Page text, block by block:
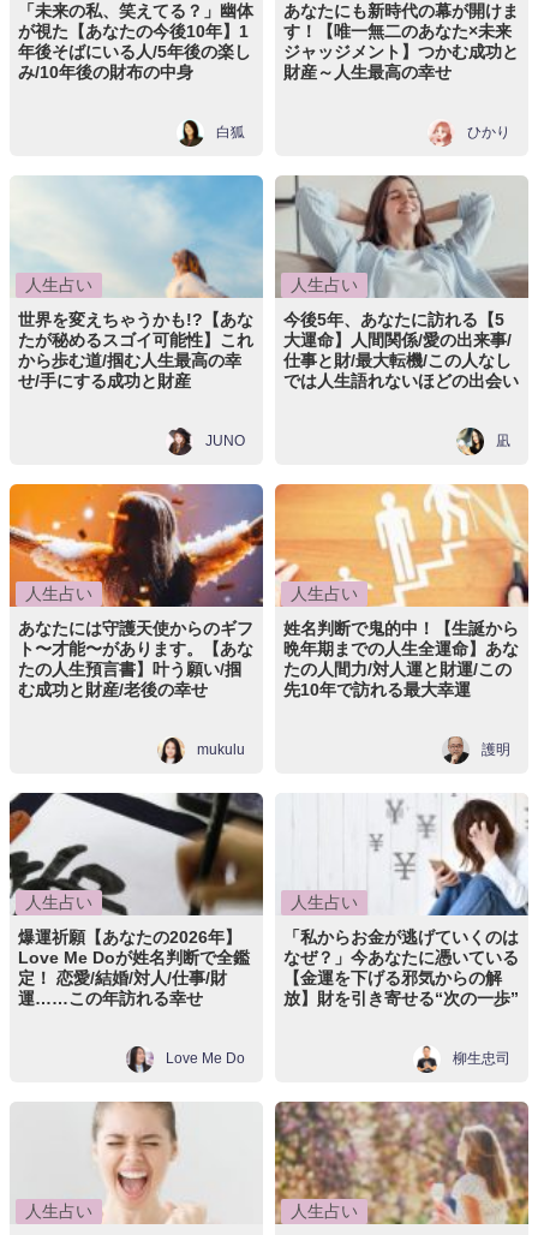
「未来の私、笑えてる？」幽体
が視た【あなたの今後10年】1
年後そばにいる人/5年後の楽し
み/10年後の財布の中身
白狐
あなたにも新時代の幕が開けま
す！【唯一無二のあなた×未来
ジャッジメント】つかむ成功と
財産～人生最高の幸せ
ひかり
人生占い
世界を変えちゃうかも!?【あな
たが秘めるスゴイ可能性】これ
から歩む道/掴む人生最高の幸
せ/手にする成功と財産
JUNO
人生占い
今後5年、あなたに訪れる【5
大運命】人間関係/愛の出来事/
仕事と財/最大転機/この人なし
では人生語れないほどの出会い
凪
人生占い
あなたには守護天使からのギフ
ト〜才能〜があります。【あな
たの人生預言書】叶う願い/掴
む成功と財産/老後の幸せ
mukulu
人生占い
姓名判断で鬼的中！【生誕から
晩年期までの人生全運命】あな
たの人間力/対人運と財運/この
先10年で訪れる最大幸運
護明
人生占い
爆運祈願【あなたの2026年】
Love Me Doが姓名判断で全鑑
定！ 恋愛/結婚/対人/仕事/財
運……この年訪れる幸せ
Love Me Do
人生占い
「私からお金が逃げていくのは
なぜ？」今あなたに憑いている
【金運を下げる邪気からの解
放】財を引き寄せる“次の一歩”
柳生忠司
人生占い
人生占い